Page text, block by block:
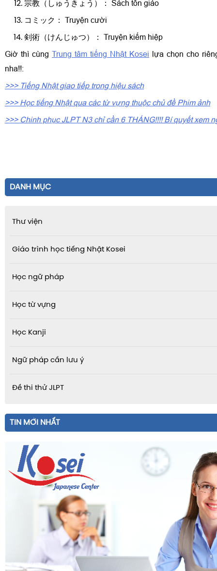
宗教（しゅうきょう）： Sách tôn giáo
コミック： Truyện cười
剣術（けんじゅつ）： Truyện kiếm hiệp
Giờ thì cùng Trung tâm tiếng Nhật Kosei lựa chọn cho
nha!!:
>>> Tiếng Nhật giao tiếp trong hiệu sách
>>> Học tiếng Nhật qua các từ vựng thuộc chủ đề Phim ảnh
>>> Chinh phục JLPT N3 chỉ cần 6 THÁNG!!!! Bí quyết xem
DANH MỤC
Thư viện
Giáo trình học tiếng Nhật Kosei
Học ngữ pháp
Học từ vựng
Học Kanji
Ngữ pháp cần lưu ý
Đề thi thử JLPT
TIN MỚI NHẤT